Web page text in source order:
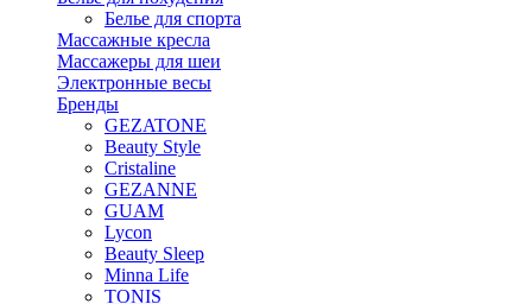
Белье для спорта
Массажные кресла
Массажеры для шеи
Электронные весы
Бренды
GEZATONE
Beauty Style
Cristaline
GEZANNE
GUAM
Lycon
Beauty Sleep
Minna Life
TONIS